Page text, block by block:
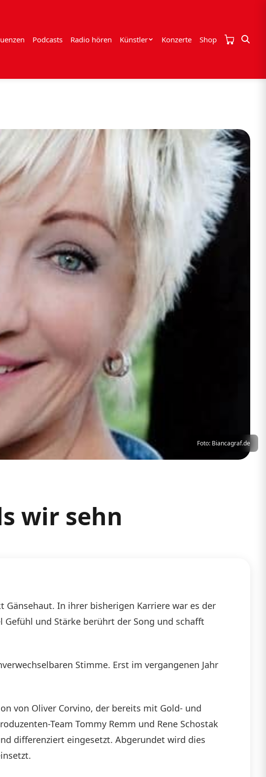
Podcasts Radio hören Künstler Konzerte Shop
Foto: Biancagraf.de
wir sehn
Gänsehaut. In ihrer bisherigen Karriere war es der
und Stärke berührt der Song und schafft
Stimme. Erst im vergangenen Jahr
von Oliver Corvino, der bereits mit Gold- und
Team Tommy Remm und Rene Schostak
differenziert eingesetzt. Abgerundet wird dies